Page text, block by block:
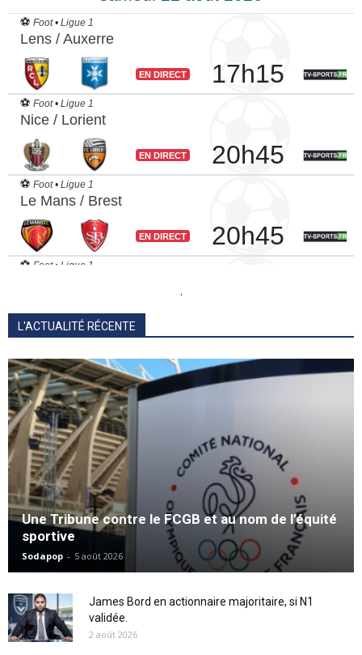
.
L'ACTUALITÉ RÉCENTE
Une Tribune contre le FCGB et au nom de l’équité
sportive
Sodapop - 5 août 2026
James Bord en actionnaire majoritaire, si N1
validée.
2 août 2026